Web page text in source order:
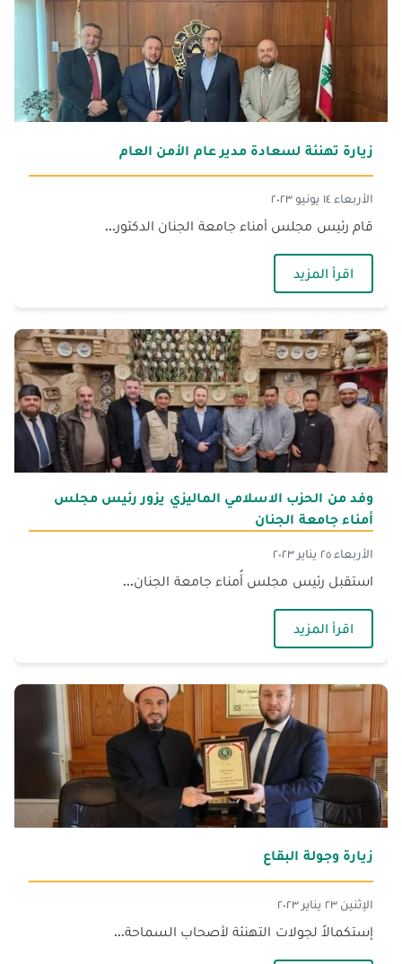
زيارة تهنئة لسعادة مدير عام الأمن العام
الأربعاء ١٤ يونيو ٢٠٢٣
قام رئيس مجلس أمناء جامعة الجنان الدكتور...
اقرأ المزيد— زيارة تهنئة لسعادة مدير عام الأمن العام
وفد من الحزب الاسلامي الماليزي يزور رئيس مجلس
أمناء جامعة الجنان
الأربعاء ٢٥ يناير ٢٠٢٣
استقبل رئيس مجلس أُمناء جامعة الجنان...
اقرأ المزيد
زيارة وجولة البقاع
الإثنين ٢٣ يناير ٢٠٢٣
إستكمالاً لجولات التهنئة لأصحاب السماحة...